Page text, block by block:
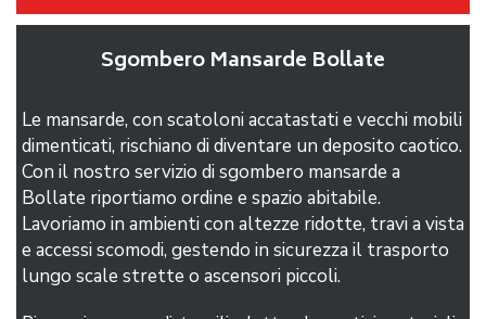
Sgombero Mansarde Bollate
Le mansarde, con scatoloni accatastati e vecchi mobili
dimenticati, rischiano di diventare un deposito caotico.
Con il nostro servizio di sgombero mansarde a
Bollate riportiamo ordine e spazio abitabile.
Lavoriamo in ambienti con altezze ridotte, travi a vista
e accessi scomodi, gestendo in sicurezza il trasporto
lungo scale strette o ascensori piccoli.